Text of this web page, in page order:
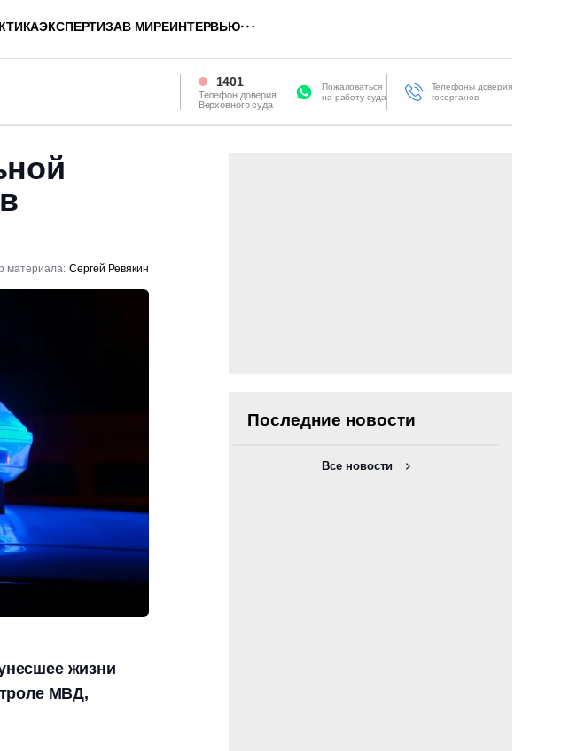
ЭКСПЕРТИЗАВ МИРЕИНТЕРВЬЮ
1401
Телефон доверия
Верховного суда
Пожаловаться
на работу суда
Телефоны доверия
госорганов
материала: Сергей Ревякин
жизни
МВД,
Последние новости
Все новости